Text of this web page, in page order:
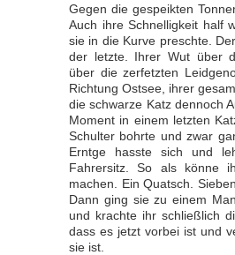
Gegen die gespeikten
Auch ihre Schnelligkeit half
sie in die Kurve preschte.
der letzte. Ihrer Wut über
über die zerfetzten
Richtung Ostsee, ihrer
die schwarze Katz dennoch
Moment in einem letzten
Schulter bohrte und zwar
Erntge hasste sich und
Fahrersitz. So als könne
machen. Ein Quatsch.
Dann ging sie zu einem
und krachte ihr schließlich
dass es jetzt vorbei ist und
sie ist.